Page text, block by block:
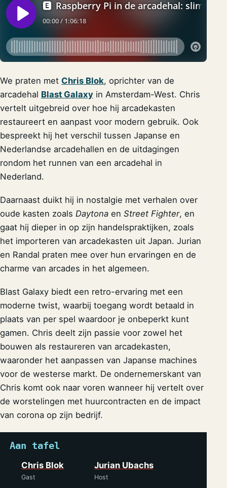
We praten met Chris Blok, oprichter van de
arcadehal Blast Galaxy in Amsterdam-West. Chris
vertelt uitgebreid over hoe hij arcadekasten
restaureert en aanpast voor modern gebruik. Ook
bespreekt hij het verschil tussen Japanse en
Nederlandse arcadehallen en de uitdagingen
rondom het runnen van een arcadehal in
Nederland.
Daarnaast duikt hij in nostalgie met verhalen over
oude kasten zoals Daytona en Street Fighter, en
gaat hij dieper in op zijn handelspraktijken, zoals
het importeren van arcadekasten uit Japan. Jurian
en Randal praten mee over hun ervaringen en de
charme van arcades in het algemeen.
Blast Galaxy biedt een retro-ervaring met een
moderne twist, waarbij toegang wordt betaald in
plaats van per spel waardoor je onbeperkt kunt
gamen. Chris deelt zijn passie voor zowel het
bouwen als restaureren van arcadekasten,
waaronder het aanpassen van Japanse machines
voor de westerse markt. De ondernemerskant van
Chris komt ook naar voren wanneer hij vertelt over
de worstelingen met huurcontracten en de impact
van corona op zijn bedrijf.
Aan tafel
Chris Blok
Gast
Jurian Ubachs
Host